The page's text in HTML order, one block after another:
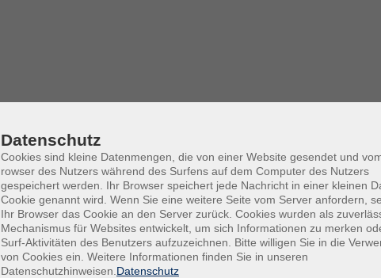
Datenschutz
Cookies sind kleine Datenmengen, die von einer Website gesendet und
rowser des Nutzers während des Surfens auf dem Computer des Nutzers
gespeichert werden. Ihr Browser speichert jede Nachricht in einer kleinen
Cookie genannt wird. Wenn Sie eine weitere Seite vom Server anfordern,
Ihr Browser das Cookie an den Server zurück. Cookies wurden als
Mechanismus für Websites entwickelt, um sich Informationen zu merken
Surf-Aktivitäten des Benutzers aufzuzeichnen. Bitte willigen Sie in die
von Cookies ein. Weitere Informationen finden Sie in unseren
Datenschutzhinweisen. Datenschutz